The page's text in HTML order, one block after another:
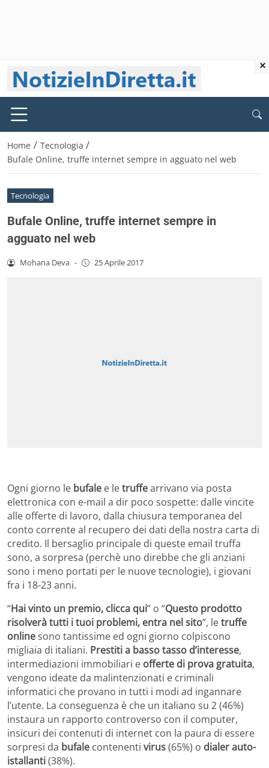
Home / Tecnologia /
Bufale Online, truffe internet sempre in agguato nel web
Tecnologia
Bufale Online, truffe internet sempre in
agguato nel web
Mohana Deva - 25 Aprile 2017
Ogni giorno le bufale e letruffearrivano via posta
elettronica con e-mail a dir poco sospette: dalle vincite
alle offerte di lavoro, dalla chiusura temporanea del
conto corrente al recupero dei dati della nostra carta di
credito. Il bersaglio principale di queste email truffa
sono, a sorpresa (perchè uno direbbe che gli anziani
sono i meno portati per le nuove tecnologie), i giovani
fra i 18-23 anni.
“Hai vinto un premio, clicca qui” o “Questo prodotto
risolverà tutti i tuoi problemi, entra nel sito”, letruffe
onlinesono tantissime ed ogni giorno colpiscono
migliaia di italiani. Prestiti a basso tasso d’interesse,
intermediazioni immobiliari e offerte di prova gratuita,
vengono ideate da malintenzionati e criminali
informatici che provano in tutti i modi ad ingannare
l’utente. La conseguenza è che un italiano su 2 (46%)
instaura un rapporto controverso con il computer,
insicuri dei contenuti di internet con la paura di essere
sorpresi da bufale contenenti virus(65%) o dialer auto-
istallanti(38%).
×